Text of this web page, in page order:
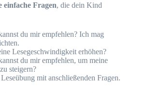
einfache Fragen, die dein Kind
du mir empfehlen? Ich mag
Lesegeschwindigkeit erhöhen?
du mir empfehlen, um meine
steigern?
mit anschließenden Fragen.